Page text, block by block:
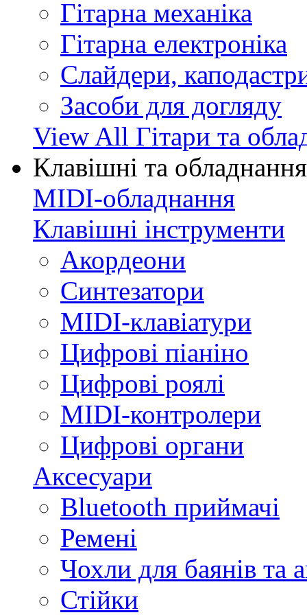
Гітарна механіка
Гітарна електроніка
Слайдери,
Засоби для догляду
View All Гітари та
Клавішні та обладнання
MIDI-обладнання
Клавішні інструменти
Акордеони
Синтезатори
MIDI-клавіатури
Цифрові піаніно
Цифрові роялі
MIDI-контролери
Цифрові органи
Аксесуари
Bluetooth приймачі
Ремені
Чохли для баянів та
Стійки